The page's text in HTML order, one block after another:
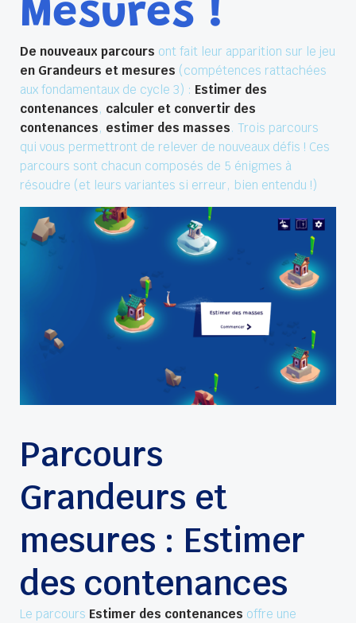
Mesures !
De nouveaux parcours ont fait leur apparition sur le jeu
en Grandeurs et mesures (compétences rattachées
aux fondamentaux de cycle 3) : Estimer des
contenances, calculer et convertir des
contenances, estimer des masses. Trois parcours
qui vous permettront de relever de nouveaux défis ! Ces
parcours sont chacun composés de 5 énigmes à
résoudre (et leurs variantes si erreur, bien entendu !)
Parcours
Grandeurs et
mesures : Estimer
des contenances
Le parcours Estimer des contenances offre une